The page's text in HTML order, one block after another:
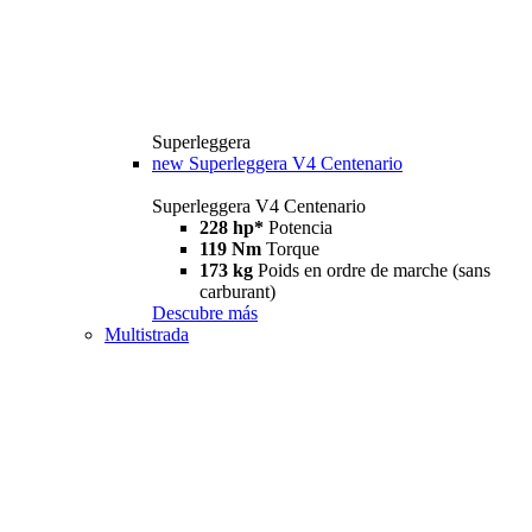
Superleggera
new Superleggera V4 Centenario
Superleggera V4 Centenario
228 hp* Potencia
119 Nm Torque
173 kg Poids en ordre de marche (sans
carburant)
Descubre más
Multistrada